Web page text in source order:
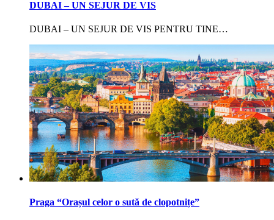
DUBAI – UN SEJUR DE VIS
DUBAI – UN SEJUR DE VIS PENTRU TINE…
Praga “Orașul celor o sută de clopotnițe”